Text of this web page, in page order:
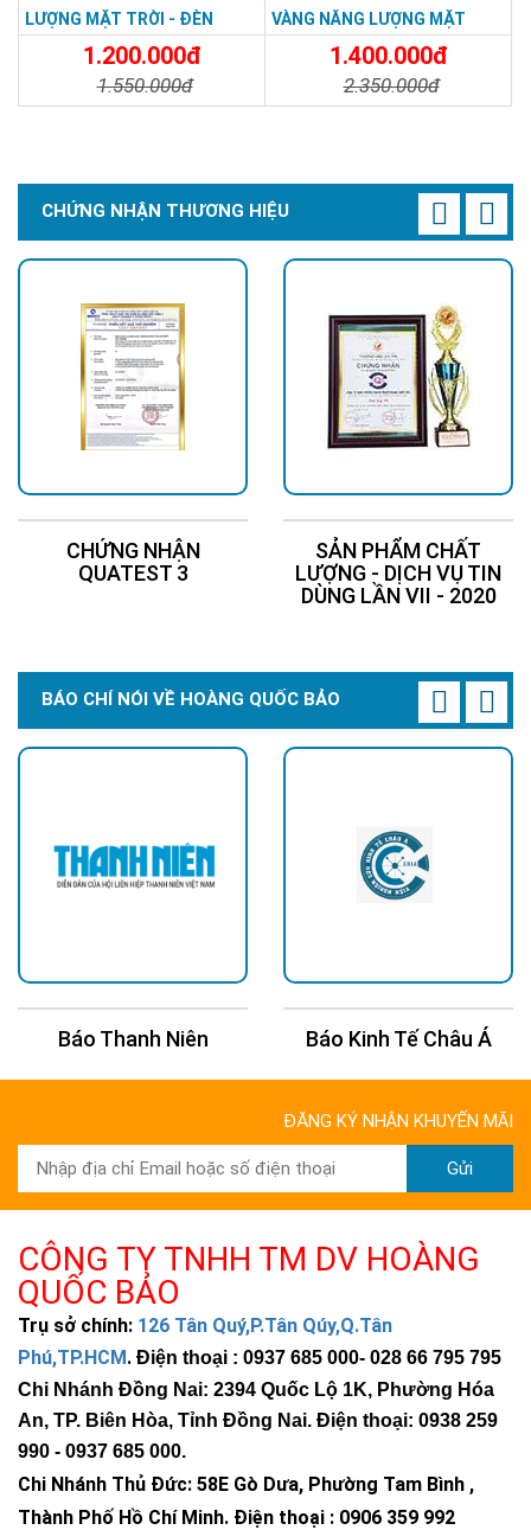
LƯỢNG MẶT TRỜI - ĐÈN
ĐƯỜNG NĂNG LƯỢNG MẶT
TRỜI 100W GIÁ RẺ - Solar
Light 100W
1.200.000đ
1.550.000đ
VÀNG NĂNG LƯỢNG MẶT
TRỜI - Solar Light 300W
1.400.000đ
2.350.000đ
CHỨNG NHẬN THƯƠNG HIỆU
CHỨNG NHẬN
QUATEST 3
SẢN PHẨM CHẤT
LƯỢNG - DỊCH VỤ TIN
DÙNG LẦN VII - 2020
BÁO CHÍ NÓI VỀ HOÀNG QUỐC BẢO
Báo Thanh Niên Báo Kinh Tế Châu Á
ĐĂNG KÝ NHẬN KHUYẾN MÃI
Gửi
CÔNG TY TNHH TM DV HOÀNG
QUỐC BẢO
Trụ sở chính: 126 Tân Quý,P.Tân Qúy,Q.Tân
Phú,TP.HCM. Điện thoại : 0937 685 000- 028 66 795 795
Chi Nhánh Đồng Nai: 2394 Quốc Lộ 1K, Phường Hóa
An, TP. Biên Hòa, Tỉnh Đồng Nai. Điện thoại: 0938 259
990 - 0937 685 000.
Chi Nhánh Thủ Đức: 58E Gò Dưa, Phường Tam Bình ,
Thành Phố Hồ Chí Minh. Điện thoại : 0906 359 992